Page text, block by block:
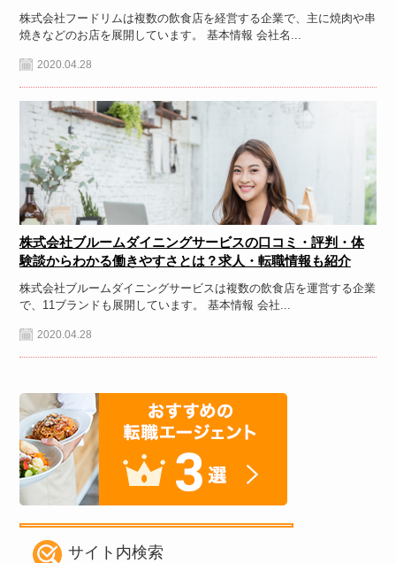
株式会社フードリムは複数の飲食店を経営する企業で、主に焼肉や串
焼きなどのお店を展開しています。 基本情報 会社名...
2020.04.28
株式会社ブルームダイニングサービスの口コミ・評判・体
験談からわかる働きやすさとは？求人・転職情報も紹介
株式会社ブルームダイニングサービスは複数の飲食店を運営する企業
で、11ブランドも展開しています。 基本情報 会社...
2020.04.28
サイト内検索